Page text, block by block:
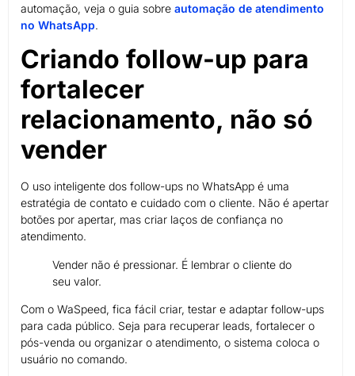
automação, veja o guia sobre automação de atendimento
no WhatsApp.
Criando follow-up para
fortalecer
relacionamento, não só
vender
O uso inteligente dos follow-ups no WhatsApp é uma
estratégia de contato e cuidado com o cliente. Não é apertar
botões por apertar, mas criar laços de confiança no
atendimento.
Vender não é pressionar. É lembrar o cliente do
seu valor.
Com o WaSpeed, fica fácil criar, testar e adaptar follow-ups
para cada público. Seja para recuperar leads, fortalecer o
pós-venda ou organizar o atendimento, o sistema coloca o
usuário no comando.